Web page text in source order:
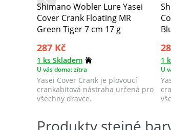
Shimano Wobler Lure Yasei
Cover Crank Floating MR
Green Tiger 7 cm 17 g
287 Kč
1 ks Skladem
U vás doma: zítra
Yasei Cover Crank je plovoucí
crankabitová nástraha určená pro
všechny dravce.
1
U